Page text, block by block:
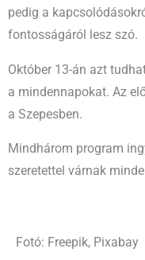
pedig a
fontosságáról lesz szó.
Október 13-án azt
a mindennapokat. Az
a Szepesben.
Mindhárom program
szeretettel várnak
Fotó: Freepik, Pixabay